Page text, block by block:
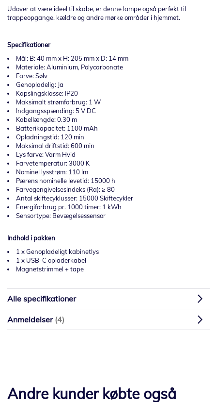
Udover at være ideel til skabe, er denne lampe også perfekt til
trappeopgange, kældre og andre mørke områder i hjemmet.
Specifikationer
Mål: B: 40 mm x H: 205 mm x D: 14 mm
Materiale: Aluminium, Polycarbonate
Farve: Sølv
Genopladelig: Ja
Kapslingsklasse: IP20
Maksimalt strømforbrug: 1 W
Indgangsspænding: 5 V DC
Kabellængde: 0.30 m
Batterikapacitet: 1100 mAh
Opladningstid: 120 min
Maksimal driftstid: 600 min
Lys farve: Varm Hvid
Farvetemperatur: 3000 K
Nominel lysstrøm: 110 lm
Pærens nominelle levetid: 15000 h
Farvegengivelsesindeks (Ra): ≥ 80
Antal skiftecyklusser: 15000 Skiftecykler
Energiforbrug pr. 1000 timer: 1 kWh
Sensortype: Bevægelsessensor
Indhold i pakken
1 x Genopladeligt kabinetlys
1 x USB-C opladerkabel
Magnetstrimmel + tape
Alle specifikationer
Anmeldelser 4
Andre kunder købte også